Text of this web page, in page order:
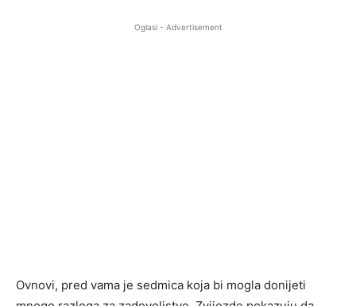
Oglasi - Advertisement
Ovnovi, pred vama je sedmica koja bi mogla donijeti